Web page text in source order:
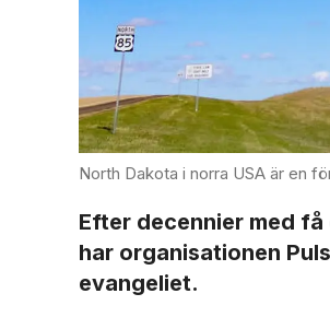
North Dakota i norra USA är en
Efter decennier med
har organisationen
evangeliet.